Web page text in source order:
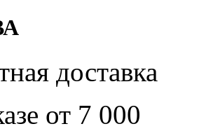
доставка
от 7 000